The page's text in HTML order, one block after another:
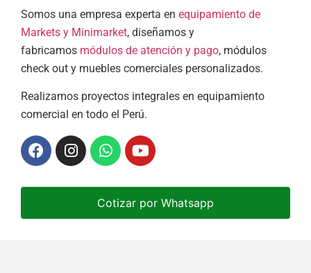
Somos una empresa experta en equipamiento de
Markets y Minimarket, diseñamos y
fabricamos módulos de atención y pago, módulos
check out y muebles comerciales personalizados.
Realizamos proyectos integrales en equipamiento
comercial en todo el Perú.
Cotizar por Whatsapp